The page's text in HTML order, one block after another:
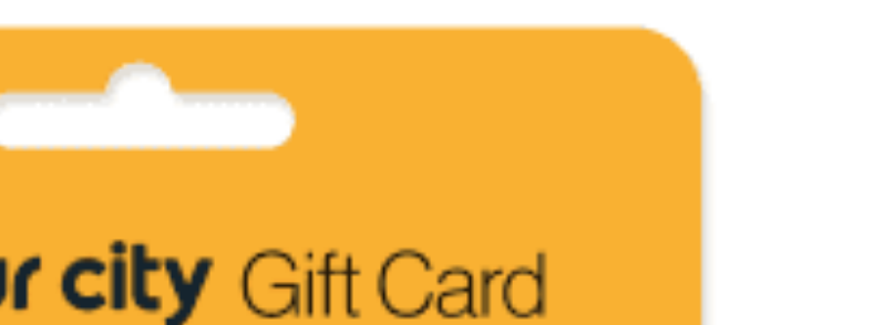
São Paulo
Stadttouren
Konzerte